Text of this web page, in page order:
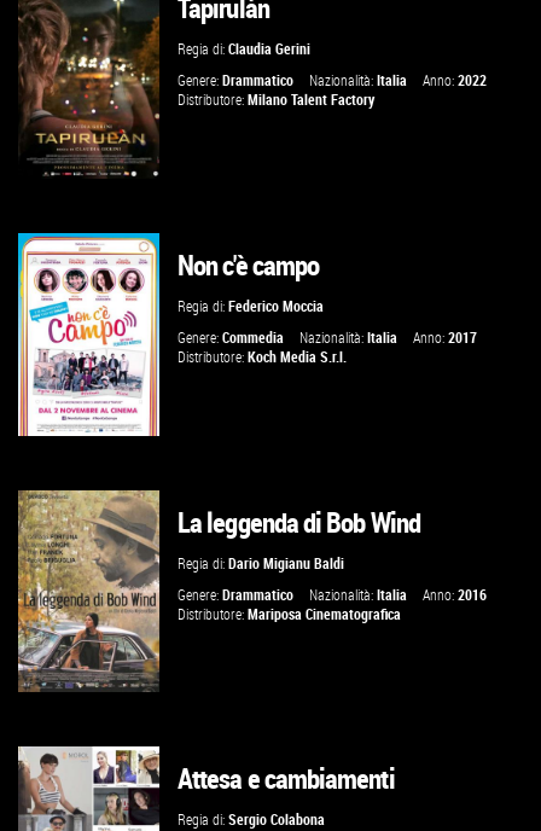
GUARDA IL TRAILER
VAI ALLA SCHEDA
VAI ALLA SCHEDA
Tapirulàn
Regia di:Claudia Gerini
Genere:Drammatico Nazionalità:Italia Anno:2022
Distributore:Milano Talent Factory
GUARDA IL TRAILER
VAI ALLA SCHEDA
Non c'è campo
Regia di:Federico Moccia
Genere:Commedia Nazionalità:Italia Anno:2017
Distributore:Koch Media S.r.l.
GUARDA IL TRAILER
La leggenda di Bob Wind
Regia di:Dario Migianu Baldi
Genere:Drammatico Nazionalità:Italia Anno:2016
Distributore:Mariposa Cinematografica
Attesa e cambiamenti
Regia di:Sergio Colabona